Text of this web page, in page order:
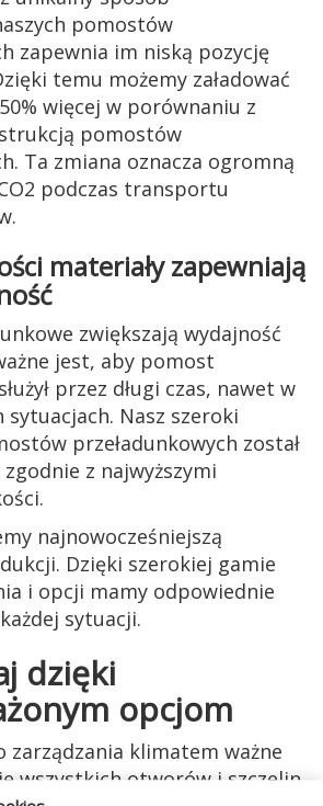
pomostów
zapewnia im niską pozycję
temu możemy załadować
więcej w porównaniu z
pomostów
Ta zmiana oznacza ogromną
podczas transportu
materiały zapewniają
zwiększają wydajność
jest, aby pomost
przez długi czas, nawet w
Nasz szeroki
przeładunkowych został
z najwyższymi
najnowocześniejszą
Dzięki szerokiej gamie
i opcji mamy odpowiednie
sytuacji.
dzięki
opcjom
zarządzania klimatem ważne
wszystkich otworów i szczelin